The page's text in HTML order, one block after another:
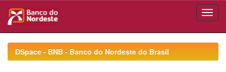
navigationDSpace - BNB - Banco do Nordeste do Brasil